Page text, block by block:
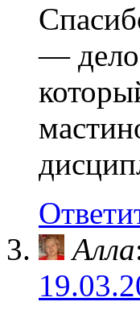
— дело
Алла